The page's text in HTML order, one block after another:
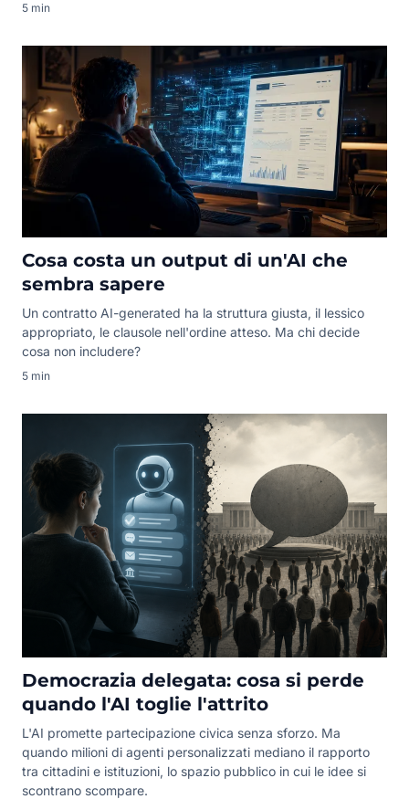
5 min
Cosa costa un output di un'AI che
sembra sapere
Un contratto AI-generated ha la struttura giusta, il lessico
appropriato, le clausole nell'ordine atteso. Ma chi decide
cosa non includere?
5 min
Democrazia delegata: cosa si perde
quando l'AI toglie l'attrito
L'AI promette partecipazione civica senza sforzo. Ma
quando milioni di agenti personalizzati mediano il rapporto
tra cittadini e istituzioni, lo spazio pubblico in cui le idee si
scontrano scompare.